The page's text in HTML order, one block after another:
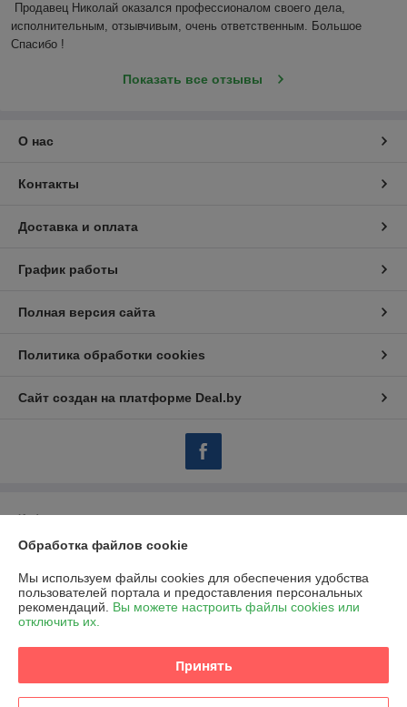
Продавец Николай оказался профессионалом своего дела,
исполнительным, отзывчивым, очень ответственным. Большое
Спасибо !
Показать все отзывы
О нас
Контакты
Доставка и оплата
График работы
Полная версия сайта
Политика обработки cookies
Сайт создан на платформе Deal.by
Информация для покупателя
Индивидуальный предприниматель:
г. Минск, 1-й пер. Багратиона, д. 21-1
Регистрационный номер ЕГР: 192619188
Регистрационный орган: Мингорисолком
Обработка файлов cookie
Мы используем файлы cookies для обеспечения удобства
пользователей портала и предоставления персональных
рекомендаций. Вы можете настроить файлы cookies или
отключить их.
Принять